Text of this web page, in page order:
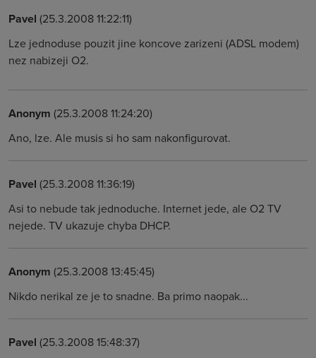
Pavel (25.3.2008 11:22:11)
Lze jednoduse pouzit jine koncove zarizeni (ADSL modem)
nez nabizeji O2.
Anonym (25.3.2008 11:24:20)
Ano, lze. Ale musis si ho sam nakonfigurovat.
Pavel (25.3.2008 11:36:19)
Asi to nebude tak jednoduche. Internet jede, ale O2 TV
nejede. TV ukazuje chyba DHCP.
Anonym (25.3.2008 13:45:45)
Nikdo nerikal ze je to snadne. Ba primo naopak...
Pavel (25.3.2008 15:48:37)